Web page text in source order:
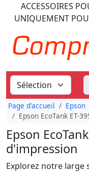
ACCESSOIRES
UNIQUEMENT
Page d'accueil Epson
Epson EcoTank ET-
Epson
d'impression
Explorez notre large